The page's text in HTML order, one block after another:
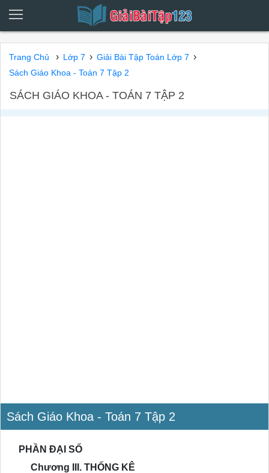
Trang Chủ › Lớp 7 › Giải Bài Tập Toán Lớp 7 ›
Sách Giáo Khoa - Toán 7 Tập 2
SÁCH GIÁO KHOA - TOÁN 7 TẬP 2
Sách Giáo Khoa - Toán 7 Tập 2
PHẦN ĐẠI SỐ
Chương III. THỐNG KÊ